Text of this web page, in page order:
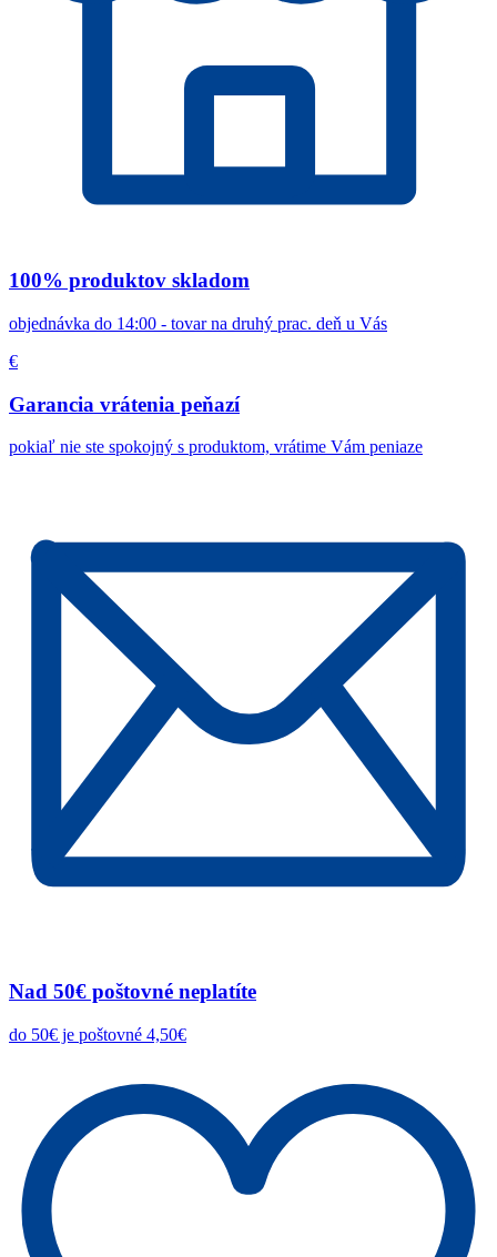
100% produktov skladom
objednávka do 14:00 - tovar na druhý prac. deň u Vás
€
Garancia vrátenia peňazí
pokiaľ nie ste spokojný s produktom, vrátime Vám peniaze
Nad 50€ poštovné neplatíte
do 50€ je poštovné 4,50€